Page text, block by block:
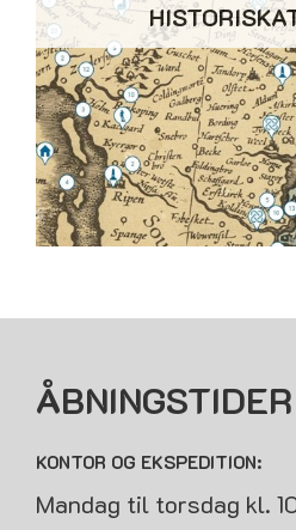
ÅBNINGSTIDER
KONTOR OG EKSPEDITION:
Mandag til torsdag kl.